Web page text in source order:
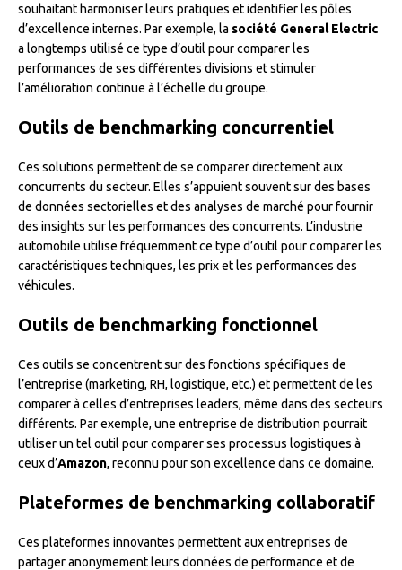
souhaitant harmoniser leurs pratiques et identifier les pôles
d’excellence internes. Par exemple, la société General Electric
a longtemps utilisé ce type d’outil pour comparer les
performances de ses différentes divisions et stimuler
l’amélioration continue à l’échelle du groupe.
Outils de benchmarking concurrentiel
Ces solutions permettent de se comparer directement aux
concurrents du secteur. Elles s’appuient souvent sur des bases
de données sectorielles et des analyses de marché pour fournir
des insights sur les performances des concurrents. L’industrie
automobile utilise fréquemment ce type d’outil pour comparer les
caractéristiques techniques, les prix et les performances des
véhicules.
Outils de benchmarking fonctionnel
Ces outils se concentrent sur des fonctions spécifiques de
l’entreprise (marketing, RH, logistique, etc.) et permettent de les
comparer à celles d’entreprises leaders, même dans des secteurs
différents. Par exemple, une entreprise de distribution pourrait
utiliser un tel outil pour comparer ses processus logistiques à
ceux d’Amazon, reconnu pour son excellence dans ce domaine.
Plateformes de benchmarking collaboratif
Ces plateformes innovantes permettent aux entreprises de
partager anonymement leurs données de performance et de